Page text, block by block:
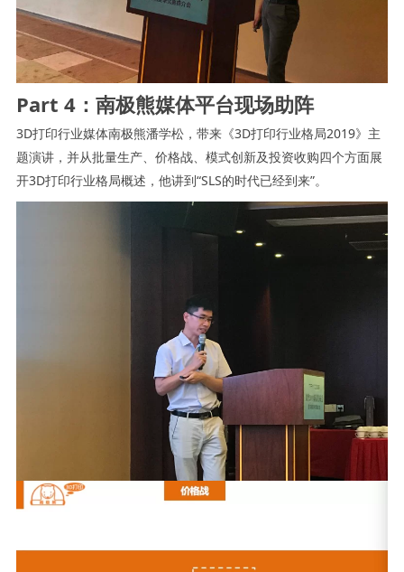
Part 4：南极熊媒体平台现场助阵
3D打印行业媒体南极熊潘学松，带来《3D打印行业格局2019》主
题演讲，并从批量生产、价格战、模式创新及投资收购四个方面展
开3D打印行业格局概述，他讲到“SLS的时代已经到来”。